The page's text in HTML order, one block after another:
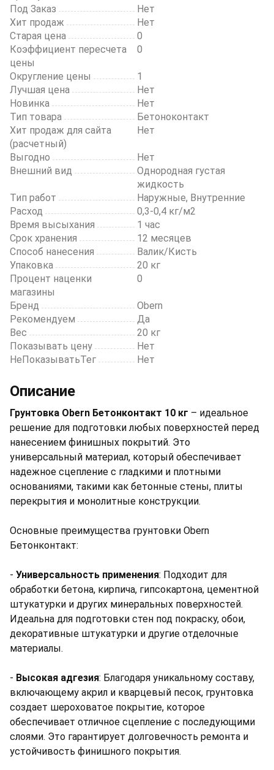
Под Заказ
Нет
Хит продаж
Нет
Старая цена
0
Коэффициент пересчета
цены
0
Округление цены
1
Лучшая цена
Нет
Новинка
Нет
Тип товара
Бетоноконтакт
Хит продаж для сайта
(расчетный)
Нет
Выгодно
Нет
Внешний вид
Однородная густая
жидкость
Тип работ
Наружные, Внутренние
Расход
0,3-0,4 кг/м2
Время высыхания
1 час
Срок хранения
12 месяцев
Способ нанесения
Валик/Кисть
Упаковка
20 кг
Процент наценки
магазины
0
Бренд
Obern
Рекомендуем
Да
Вес
20 кг
Показывать цену
Нет
НеПоказыватьТег
Нет
Описание
Грунтовка Obern Бетонконтакт 10 кг – идеальное
решение для подготовки любых поверхностей перед
нанесением финишных покрытий. Это
универсальный материал, который обеспечивает
надежное сцепление с гладкими и плотными
основаниями, такими как бетонные стены, плиты
перекрытия и монолитные конструкции.
Основные преимущества грунтовки Obern
Бетонконтакт:
- Универсальность применения: Подходит для
обработки бетона, кирпича, гипсокартона, цементной
штукатурки и других минеральных поверхностей.
Идеальна для подготовки стен под покраску, обои,
декоративные штукатурки и другие отделочные
материалы.
- Высокая адгезия: Благодаря уникальному составу,
включающему акрил и кварцевый песок, грунтовка
создает шероховатое покрытие, которое
обеспечивает отличное сцепление с последующими
слоями. Это гарантирует долговечность ремонта и
устойчивость финишного покрытия.